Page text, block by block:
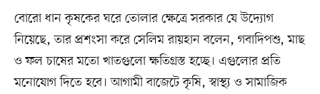
বোরো ধান কৃষকের ঘরে তোলার ক্ষেত্রে সরকার যে উদ্যোগ
নিয়েছে, তার প্রশংসা করে সেলিম রায়হান বলেন, গবাদিপশু, মাছ
ও ফল চাষের মতো খাতগুলো ক্ষতিগ্রস্ত হচ্ছে। এগুলোর প্রতি
মনোযোগ দিতে হবে। আগামী বাজেটে কৃষি, স্বাস্থ্য ও সামাজিক